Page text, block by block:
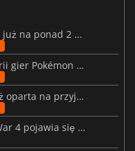
Resident Evil: Veronica znalazł się już na ponad 2 milionach list życzeń
Beast of Reincarnation: twórcy serii gier Pokémon wkraczają na nową ścieżkę
Big Walk już w sprzedaży – podróż oparta na przyjaźni
W Warhammer 40,000: Dawn of War 4 pojawia się frakcja Nekronów